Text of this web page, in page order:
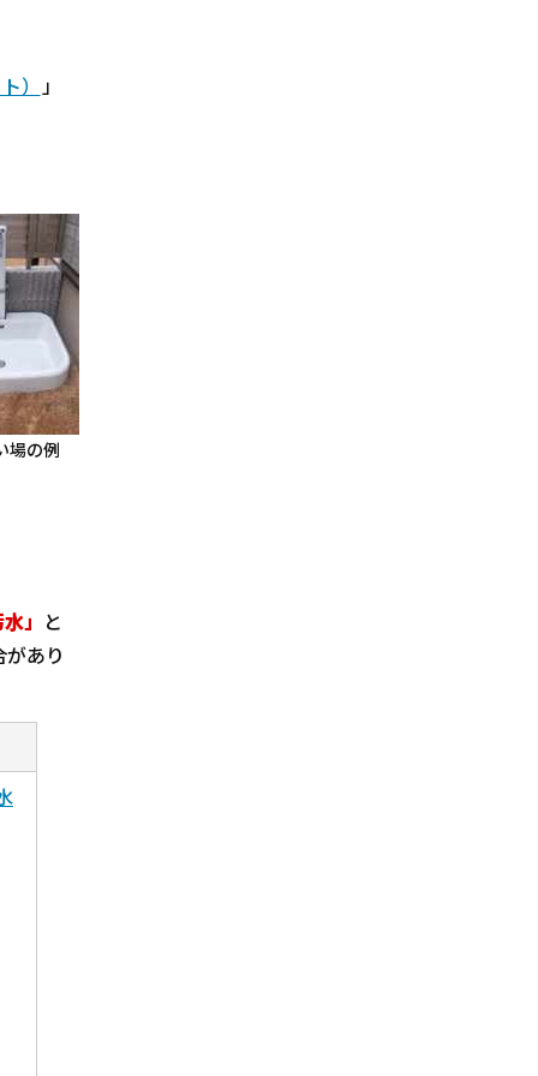
） 」
場の例
」 と
あり